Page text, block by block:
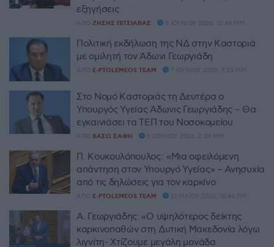
εξηγήσεις
ΑΠΌ ΖΉΣΗΣ ΠΙΤΣΙΆΒΑΣ 8 ΙΟΥΝΊΟΥ 2026, 12:49 ΜΜ
Πολιτική εκδήλωση της ΝΔ στην Καστοριά
με ομιλητή τον Άδωνι Γεωργιάδη
ΑΠΌ E-PTOLEMEOS TEAM 7 ΙΟΥΝΊΟΥ 2026, 7:23 ΜΜ
Στο Νομό Καστοριάς τη Δευτέρα ο
Υπουργός Υγείας Άδωνις Γεωργιάδης – Θα
εγκαινιάσει τα ΤΕΠ του Νοσοκομείου
ΑΠΌ ΒΆΣΩ ΣΆΦΗ 5 ΙΟΥΝΊΟΥ 2026, 2:03 ΜΜ
Π. Κουκουλόπουλος: «Μια οφειλόμενη
απάντηση στον Υπουργό Υγείας» – Ανησυχία
από τις δηλώσεις για τον καρκίνο
ΑΠΌ E-PTOLEMEOS TEAM 21 ΜΑΪ́ΟΥ 2026, 10:44 ΠΜ
Α. Γεωργιάδης: «Ο υψηλότερος δείκτης
καρκινοπαθών στη Δυτική Μακεδονία λόγω
λιγνίτη- Χτίζουμε μεγάλη μονάδα